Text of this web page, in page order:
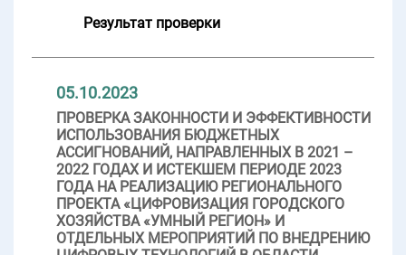
Результат проверки
05.10.2023
ПРОВЕРКА ЗАКОННОСТИ И ЭФФЕКТИВНОСТИ
ИСПОЛЬЗОВАНИЯ БЮДЖЕТНЫХ
АССИГНОВАНИЙ, НАПРАВЛЕННЫХ В 2021 –
2022 ГОДАХ И ИСТЕКШЕМ ПЕРИОДЕ 2023
ГОДА НА РЕАЛИЗАЦИЮ РЕГИОНАЛЬНОГО
ПРОЕКТА «ЦИФРОВИЗАЦИЯ ГОРОДСКОГО
ХОЗЯЙСТВА «УМНЫЙ РЕГИОН» И
ОТДЕЛЬНЫХ МЕРОПРИЯТИЙ ПО ВНЕДРЕНИЮ